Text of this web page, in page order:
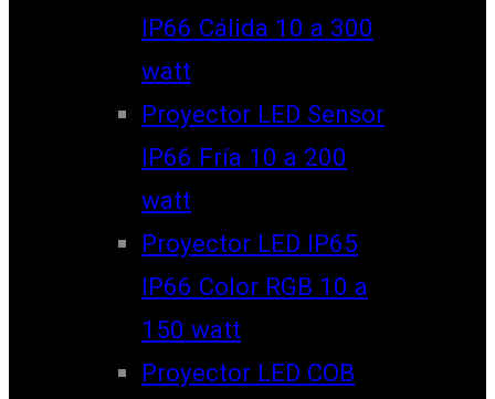
IP66 Cálida 10 a 300
watt
Proyector LED Sensor
IP66 Fría 10 a 200
watt
Proyector LED IP65
IP66 Color RGB 10 a
150 watt
Proyector LED COB